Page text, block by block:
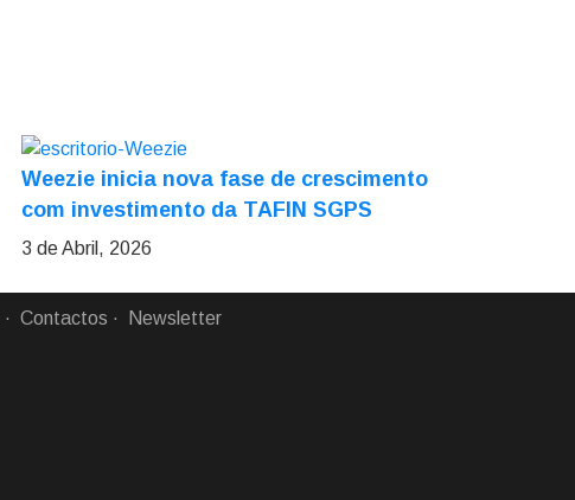
Weezie inicia nova fase de crescimento
com investimento da TAFIN SGPS
3 de Abril, 2026
Contactos Newsletter